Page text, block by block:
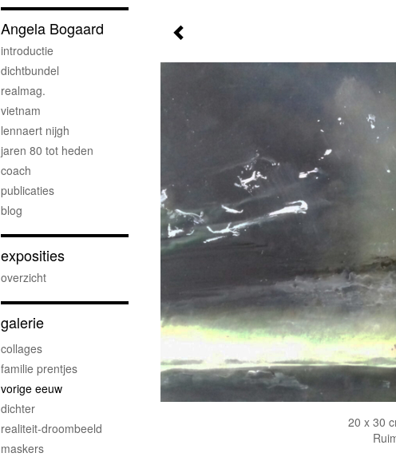
20 x 30
Angela Bogaard
introductie
dichtbundel
realmag.
vietnam
lennaert nijgh
jaren 80 tot heden
coach
publicaties
blog
exposities
overzicht
galerie
collages
familie prentjes
vorige eeuw
dichter
realiteit-droombeeld
maskers